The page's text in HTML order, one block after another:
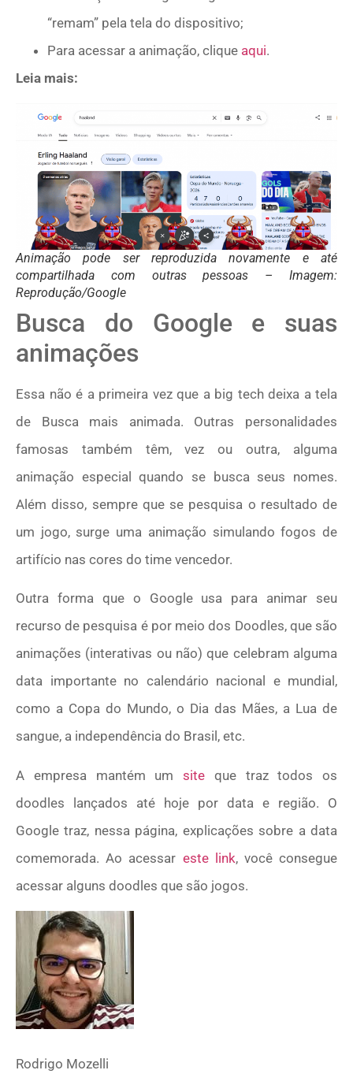
“remam” pela tela do dispositivo;
Para acessar a animação, clique aqui.
Leia mais:
Animação pode ser reproduzida novamente e até
compartilhada com outras pessoas – Imagem:
Reprodução/Google
Busca do Google e suas
animações
Essa não é a primeira vez que a big tech deixa a tela
de Busca mais animada. Outras personalidades
famosas também têm, vez ou outra, alguma
animação especial quando se busca seus nomes.
Além disso, sempre que se pesquisa o resultado de
um jogo, surge uma animação simulando fogos de
artifício nas cores do time vencedor.
Outra forma que o Google usa para animar seu
recurso de pesquisa é por meio dos Doodles, que são
animações (interativas ou não) que celebram alguma
data importante no calendário nacional e mundial,
como a Copa do Mundo, o Dia das Mães, a Lua de
sangue, a independência do Brasil, etc.
A empresa mantém um site que traz todos os
doodles lançados até hoje por data e região. O
Google traz, nessa página, explicações sobre a data
comemorada. Ao acessar este link, você consegue
acessar alguns doodles que são jogos.
Rodrigo Mozelli